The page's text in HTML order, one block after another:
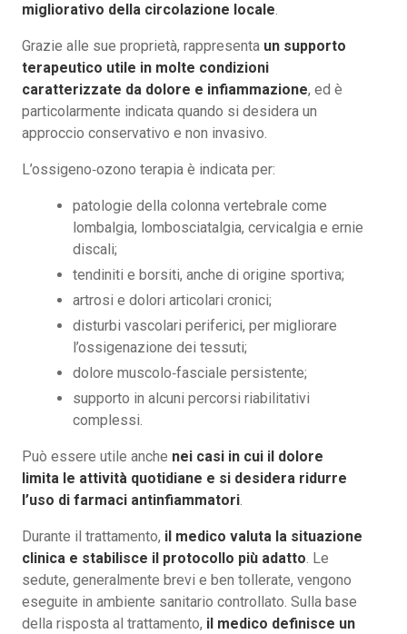
migliorativo della circolazione locale.
Grazie alle sue proprietà, rappresenta un supporto
terapeutico utile in molte condizioni
caratterizzate da dolore e infiammazione, ed è
particolarmente indicata quando si desidera un
approccio conservativo e non invasivo.
L’ossigeno‑ozono terapia è indicata per:
patologie della colonna vertebrale come
lombalgia, lombosciatalgia, cervicalgia e ernie
discali;
tendiniti e borsiti, anche di origine sportiva;
artrosi e dolori articolari cronici;
disturbi vascolari periferici, per migliorare
l’ossigenazione dei tessuti;
dolore muscolo‑fasciale persistente;
supporto in alcuni percorsi riabilitativi
complessi.
Può essere utile anche nei casi in cui il dolore
limita le attività quotidiane e si desidera ridurre
l’uso di farmaci antinfiammatori.
Durante il trattamento, il medico valuta la situazione
clinica e stabilisce il protocollo più adatto. Le
sedute, generalmente brevi e ben tollerate, vengono
eseguite in ambiente sanitario controllato. Sulla base
della risposta al trattamento, il medico definisce un